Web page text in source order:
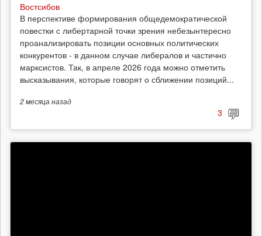
Востсибов
В перспективе формирования общедемократической
повестки с либертарной точки зрения небезынтересно
проанализировать позиции основных политических
конкурентов - в данном случае либералов и частично
марксистов. Так, в апреле 2026 года можно отметить
высказывания, которые говорят о сближении позиций...
2 месяцаназад
3